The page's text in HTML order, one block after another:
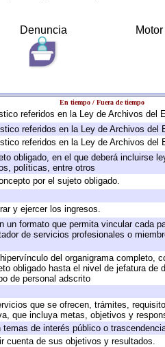
Denuncia
En tiempo / Fuera de tiempo
referidos en la Ley de Archivos del
referidos en la Ley de Archivos
referidos en la Ley de Archivos
obligado, en el que deberá incluirse
políticas, entre otros
por el sujeto obligado.
y ejercer los ingresos.
un formato que permita vincular cada
de servicios profesionales o
del organigrama completo,
obligado hasta el nivel de jefatura
de personal adscrito
que se ofrecen, trámites,
que incluya metas, objetivos y
de interés público o
cuenta de sus objetivos y resultados.